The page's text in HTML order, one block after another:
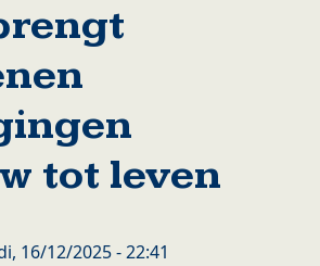
tot leven
16/12/2025 - 22:41